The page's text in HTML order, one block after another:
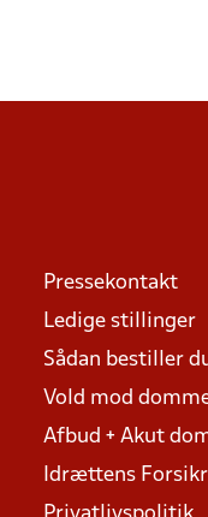
Pressekontakt
Ledige stillinger
Sådan bestiller
Vold mod
Afbud + Akut
Idrættens